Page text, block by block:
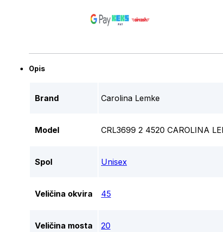
Opis
Brand Carolina Lemke
Model CRL3699 2 4520 CAROLINA
Spol Unisex
Veličina okvira 45
Veličina mosta 20